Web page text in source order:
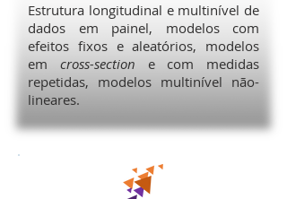
Estrutura longitudinal e multinível de
dados em painel, modelos com
efeitos fixos e aleatórios, modelos
em cross-section e com medidas
repetidas, modelos multinível não-
lineares.